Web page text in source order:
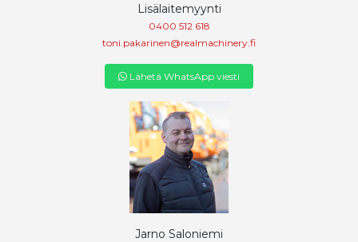
Lisälaitemyynti
0400 512 618
toni.pakarinen@realmachinery.fi
Lähetä WhatsApp viesti
Jarno Saloniemi